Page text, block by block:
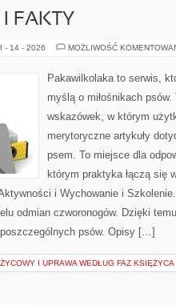
FAKTY
- 14 - 2026 MOŻLIWOŚĆ
Pakawilkolaka to serwis,
myślą o miłośnikach
wskazówek, w którym
merytoryczne artykuły
psem. To miejsce dla
którym praktyka łączą się
i Wychowanie i
odmian czworonogów. Dzięki
psów. Opisy […]
I UPRAWA WEDŁUG FAZ KSIĘŻYCA